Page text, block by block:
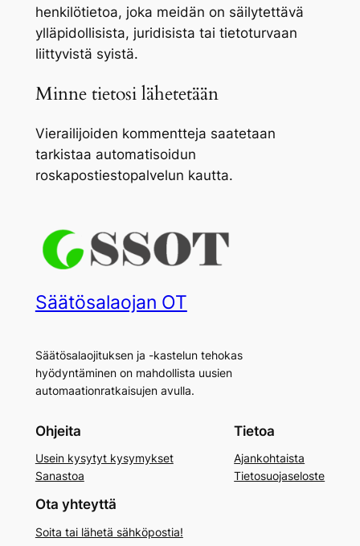
henkilötietoa, joka meidän on säilytettävä
ylläpidollisista, juridisista tai tietoturvaan
liittyvistä syistä.
Minne tietosi lähetetään
Vierailijoiden kommentteja saatetaan
tarkistaa automatisoidun
roskapostiestopalvelun kautta.
Säätösalaojan OT
Säätösalaojituksen ja -kastelun tehokas
hyödyntäminen on mahdollista uusien
automaationratkaisujen avulla.
Ohjeita
Usein kysytyt kysymykset
Sanastoa
Tietoa
Ajankohtaista
Tietosuojaseloste
Ota yhteyttä
Soita tai lähetä sähköpostia!